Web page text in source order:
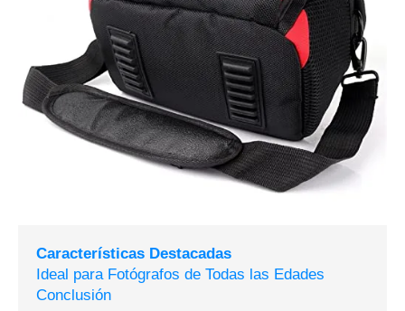
Características Destacadas
Ideal para Fotógrafos de Todas las Edades
Conclusión